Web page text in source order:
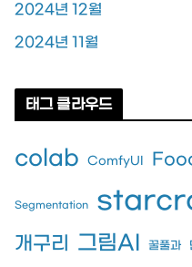
2024년 12월
2024년 11월
태그 클라우드
colab ComfyUI
Segmentation
개구리 그림AI 꿀풀과